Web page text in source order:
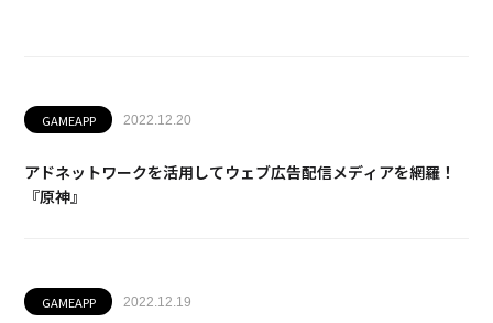
GAMEAPP 2022.12.20
アドネットワークを活用してウェブ広告配信メディアを網羅！
『原神』
GAMEAPP 2022.12.19